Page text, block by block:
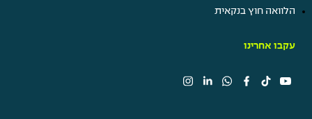
הלוואה חוץ בנקאית
עקבו אחרינו